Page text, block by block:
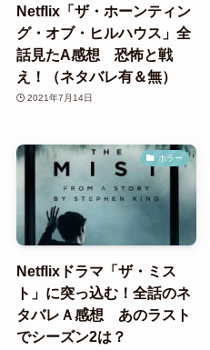
Netflix「ザ・ホーンティン
グ・オブ・ヒルハウス」全
話見たA感想 恐怖と戦
え！（ネタバレ有＆無）
2021年7月14日
ホラー
Netflixドラマ「ザ・ミス
ト」に突っ込む！全話のネ
タバレＡ感想 あのラスト
でシーズン2は？